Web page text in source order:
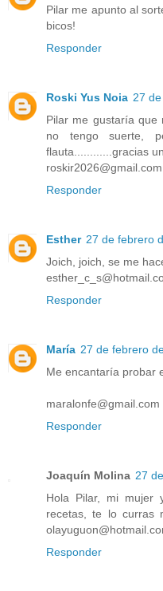
Pilar me apunto al
bicos!
Responder
Roski Yus Noia 27
Pilar me gustaría que
no tengo suerte,
flauta............gracias
roskir2026@gmail.com
Responder
Esther 27 de febrero
Joich, joich, se me
Responder
María 27 de febrero
Me encantaría probar
maralonfe@gmail.com
Responder
Joaquín Molina 27
Hola Pilar, mi mujer
recetas, te lo curras
Responder